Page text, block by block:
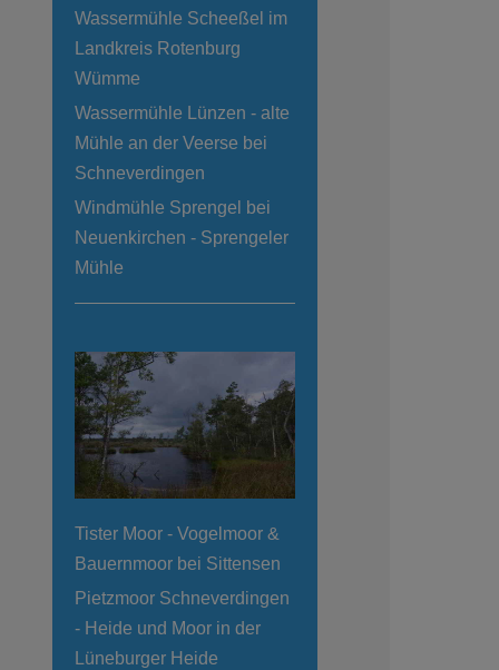
Wassermühle Scheeßel im
Landkreis Rotenburg
Wümme
Wassermühle Lünzen - alte
Mühle an der Veerse bei
Schneverdingen
Windmühle Sprengel bei
Neuenkirchen - Sprengeler
Mühle
Tister Moor - Vogelmoor &
Bauernmoor bei Sittensen
Pietzmoor Schneverdingen
- Heide und Moor in der
Lüneburger Heide